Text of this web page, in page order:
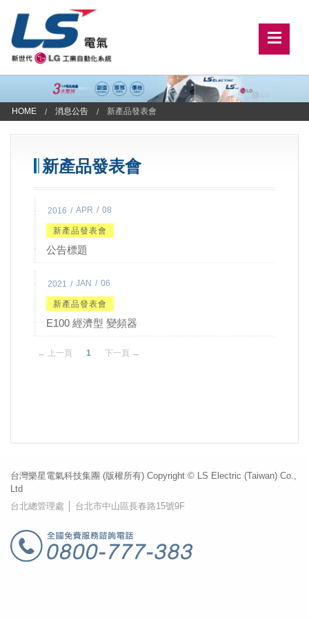
HOME 消息公告 新產品發表會
新產品發表會
APR
2016 08
新產品發表會
公告標題
JAN
2021 06
新產品發表會
E100 經濟型 變頻器
← 上一頁 1 下一頁 →
台灣樂星電氣科技集團 (版權所有) Copyright © LS Electric (Taiwan) Co.,
Ltd
台北總管理處 │ 台北市中山區長春路15號9F